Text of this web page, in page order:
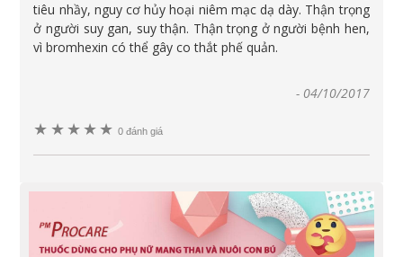
tiêu nhầy, nguy cơ hủy hoại niêm mạc dạ dày. Thận trọng
ở người suy gan, suy thận. Thận trọng ở người bệnh hen,
vì bromhexin có thể gây co thắt phế quản.
- 04/10/2017
★ ★★★★ 0 đánh giá